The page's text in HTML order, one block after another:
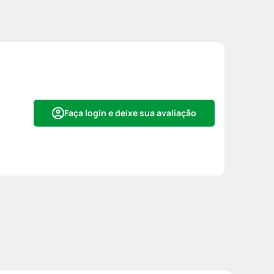
Faça login e deixe sua avaliação